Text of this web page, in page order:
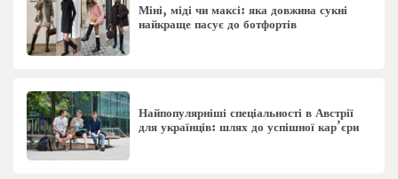
Міні, міді чи максі: яка довжина сукні
найкраще пасує до ботфортів
Найпопулярніші спеціальності в Австрії
для українців: шлях до успішної кар’єри